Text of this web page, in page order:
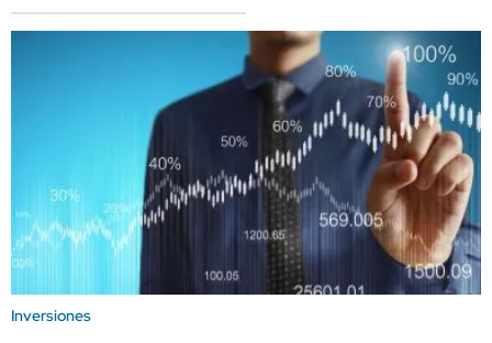
Inversiones